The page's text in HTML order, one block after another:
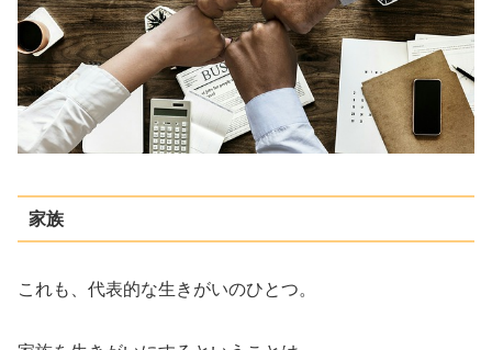
家族
これも、代表的な生きがいのひとつ。